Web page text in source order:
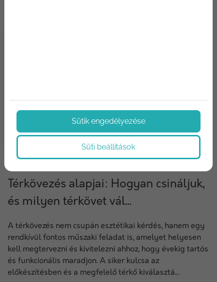
Térkövezés alapjai: Hogyan csináljuk,
és milyen térkövet vál...
A térkövezés nem csupán esztétikai kérdés, hanem egy
rendkívül fontos műszaki feladat is, amelyet helyesen
kell megtervezni és kivitelezni ahhoz, hogy évekig tartós
és funkcionális maradjon. A siker kulcsa az
előkészítésben és a megfelelő térkő kiválasztá...
Sütik engedélyezése
Süti beállítások